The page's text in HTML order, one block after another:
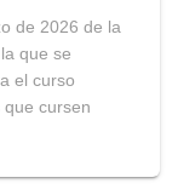
de 2026 de la
que se
el curso
cursen